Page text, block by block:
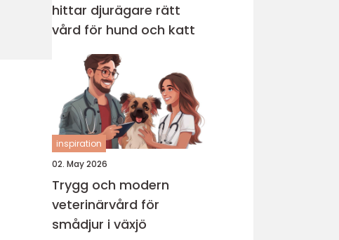
hittar djurägare rätt
vård för hund och katt
inspiration
02. May 2026
Trygg och modern
veterinärvård för
smådjur i växjö